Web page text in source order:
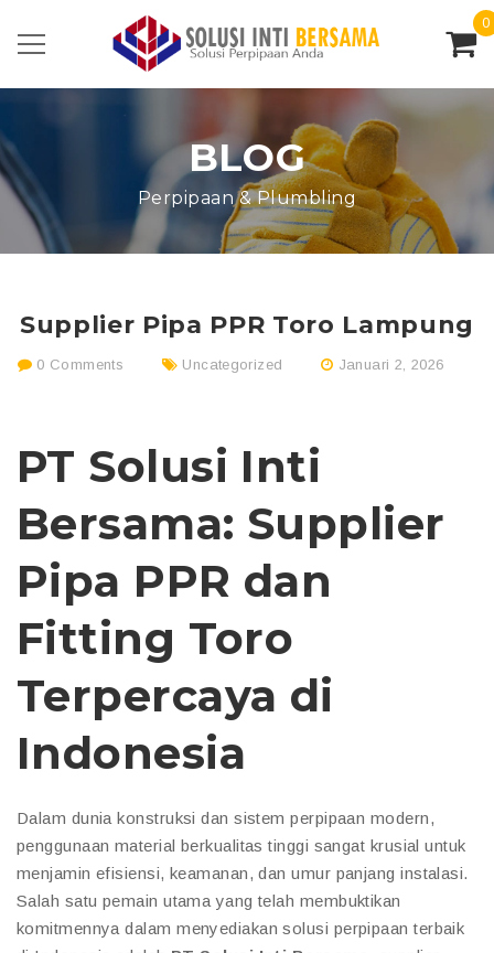
0
BLOG
Perpipaan & Plumbling
Supplier Pipa PPR Toro Lampung
0 Comments Uncategorized Januari 2, 2026
PT Solusi Inti
Bersama: Supplier
Pipa PPR dan
Fitting Toro
Terpercaya di
Indonesia
Dalam dunia konstruksi dan sistem perpipaan modern,
penggunaan material berkualitas tinggi sangat krusial untuk
menjamin efisiensi, keamanan, dan umur panjang instalasi.
Salah satu pemain utama yang telah membuktikan
komitmennya dalam menyediakan solusi perpipaan terbaik